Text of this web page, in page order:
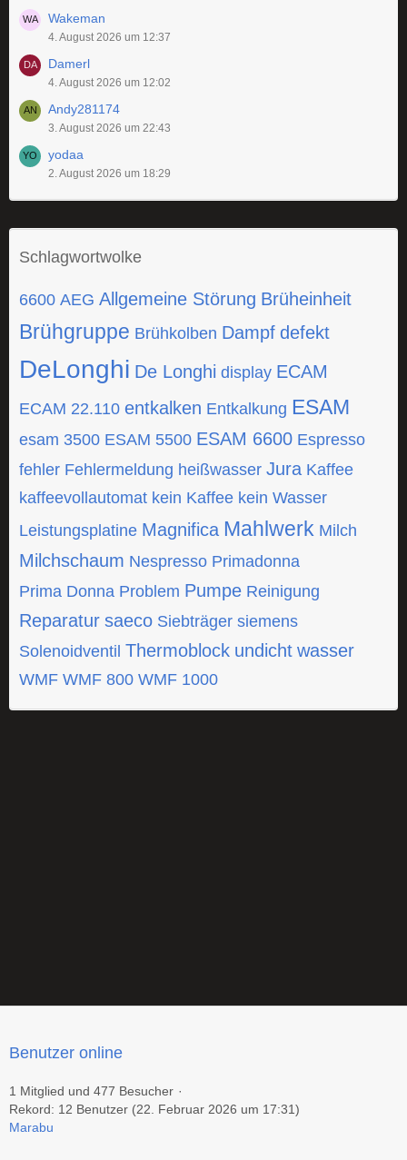
Wakeman
4. August 2026 um 12:37
Damerl
4. August 2026 um 12:02
Andy281174
3. August 2026 um 22:43
yodaa
2. August 2026 um 18:29
Schlagwortwolke
6600 AEG Allgemeine Störung Brüheinheit
Brühgruppe Brühkolben Dampf defekt
DeLonghi De Longhi display ECAM
ECAM 22.110 entkalken Entkalkung ESAM
esam 3500 ESAM 5500 ESAM 6600 Espresso
fehler Fehlermeldung heißwasser Jura Kaffee
kaffeevollautomat kein Kaffee kein Wasser
Leistungsplatine Magnifica Mahlwerk Milch
Milchschaum Nespresso Primadonna
Prima Donna Problem Pumpe Reinigung
Reparatur saeco Siebträger siemens
Solenoidventil Thermoblock undicht wasser
WMF WMF 800 WMF 1000
Benutzer online
1 Mitglied und 477 Besucher
Rekord: 12 Benutzer (22. Februar 2026 um 17:31)
Marabu